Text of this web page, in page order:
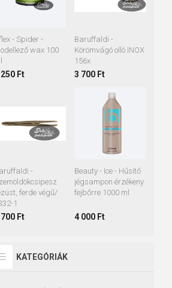
- Spider -
wax 100
Ft
Baruffaldi -
Körömvágó olló INOX
156x
3 700 Ft
-
ferde végű/
1
Ft
Beauty - Ice - Hűsítő
jégsampon érzékeny
fejbőrre 1000 ml
4 000 Ft
KATEGÓRIÁK